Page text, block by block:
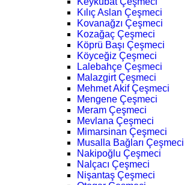
Kılıç Aslan Çeşmeci
Kovanağzı Çeşmeci
Kozağaç Çeşmeci
Köprü Başı Çeşmeci
Köyceğiz Çeşmeci
Lalebahçe Çeşmeci
Malazgirt Çeşmeci
Mehmet Akif Çeşmeci
Mengene Çeşmeci
Meram Çeşmeci
Mevlana Çeşmeci
Mimarsinan Çeşmeci
Musalla Bağları Çeşmeci
Nakipoğlu Çeşmeci
Nalçacı Çeşmeci
Nişantaş Çeşmeci